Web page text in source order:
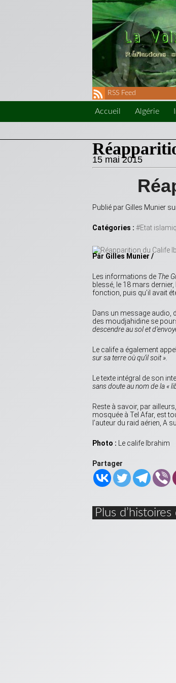
RSS Feed
Accueil Algérie
15 mai 2015
Publié par Gilles Munier
Catégories : #Etat
Par Gilles Munier /
Les informations de The
blessé, le 18 mars
fonction, puis qu’il avait
Dans un message audio,
des moudjahidine se
descendre au sol et
Le calife a également
sur sa terre où qu’il soit ».
Le texte intégral de son
sans doute au nom de la «
Reste à savoir, par
mosquée à Tel Afar, est
l’auteur du raid aérien, A
Photo : Le calife Ibrahim
Partager
Plus